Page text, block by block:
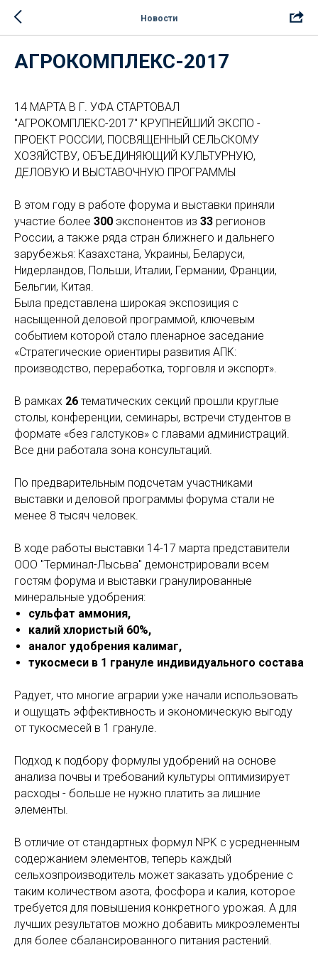
Новости
АГРОКОМПЛЕКС-2017
14 МАРТА В Г. УФА СТАРТОВАЛ
"АГРОКОМПЛЕКС-2017" КРУПНЕЙШИЙ ЭКСПО -
ПРОЕКТ РОССИИ, ПОСВЯЩЕННЫЙ СЕЛЬСКОМУ
ХОЗЯЙСТВУ, ОБЪЕДИНЯЮЩИЙ КУЛЬТУРНУЮ,
ДЕЛОВУЮ И ВЫСТАВОЧНУЮ ПРОГРАММЫ
В этом году в работе форума и выставки приняли
участие более 300 экспонентов из 33 регионов
России, а также ряда стран ближнего и дальнего
зарубежья: Казахстана, Украины, Беларуси,
Нидерландов, Польши, Италии, Германии, Франции,
Бельгии, Китая.
Была представлена широкая экспозиция с
насыщенной деловой программой, ключевым
событием которой стало пленарное заседание
«Стратегические ориентиры развития АПК:
производство, переработка, торговля и экспорт».
В рамках 26 тематических секций прошли круглые
столы, конференции, семинары, встречи студентов в
формате «без галстуков» с главами администраций.
Все дни работала зона консультаций.
По предварительным подсчетам участниками
выставки и деловой программы форума стали не
менее 8 тысяч человек.
В ходе работы выставки 14-17 марта представители
ООО "Терминал-Лысьва" демонстрировали всем
гостям форума и выставки гранулированные
минеральные удобрения:
сульфат аммония,
калий хлористый 60%,
аналог удобрения калимаг,
тукосмеси в 1 грануле индивидуального состава
Радует, что многие аграрии уже начали использовать
и ощущать эффективность и экономическую выгоду
от тукосмесей в 1 грануле.
Подход к подбору формулы удобрений на основе
анализа почвы и требований культуры оптимизирует
расходы - больше не нужно платить за лишние
элементы.
В отличие от стандартных формул NPK с усредненным
содержанием элементов, теперь каждый
сельхозпроизводитель может заказать удобрение с
таким количеством азота, фосфора и калия, которое
требуется для повышения конкретного урожая. А для
лучших результатов можно добавить микроэлементы
для более сбалансированного питания растений.